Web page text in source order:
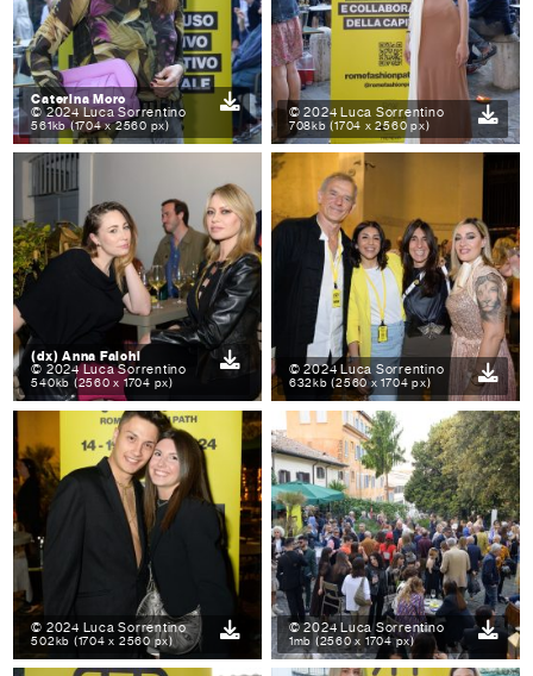
Caterina Moro
© 2024 Luca Sorrentino
561kb (1704 x 2560 px)
© 2024 Luca Sorrentino
708kb (1704 x 2560 px)
(dx) Anna Falchi
© 2024 Luca Sorrentino
540kb (2560 x 1704 px)
© 2024 Luca Sorrentino
632kb (2560 x 1704 px)
© 2024 Luca Sorrentino
502kb (1704 x 2560 px)
© 2024 Luca Sorrentino
1mb (2560 x 1704 px)